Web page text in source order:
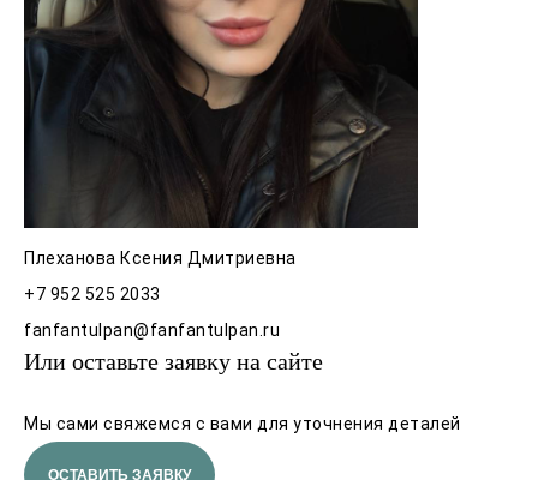
Плеханова Ксения Дмитриевна
+7 952 525 2033
fanfantulpan@fanfantulpan.ru
Или оставьте заявку на сайте
Мы сами свяжемся с вами для уточнения деталей
ОСТАВИТЬ ЗАЯВКУ